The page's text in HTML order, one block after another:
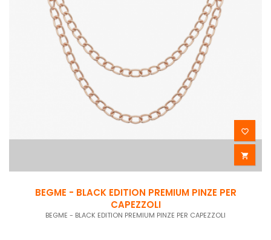


BEGME - BLACK EDITION PREMIUM PINZE PER
CAPEZZOLI
BEGME - BLACK EDITION PREMIUM PINZE PER CAPEZZOLI